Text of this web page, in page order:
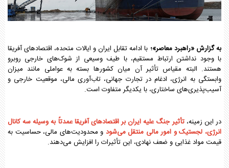
به گزارش «راهبرد معاصر»؛ با ادامه تقابل ایران و ایالات متحده، اقتصادهای آفریقا
با وجود نداشتن ارتباط مستقیم، با طیف وسیعی از شوک‌های خارجی روبرو
هستند. البته مقیاس تأثیر آن میان کشورها بسته به عواملی مانند میزان
وابستگی به انرژی، ادغام در تجارت جهانی، تاب‌آوری مالی، موقعیت خارجی و
آسیب‌پذیری‌های ساختاری، با یکدیگر متفاوت است.
در این زمینه،تأثیر جنگ علیه ایران بر اقتصادهای آفریقا عمدتاً به وسیله سه کانال
انرژی، لجستیک و امور مالی منتقل می‌شود و محدودیت‌های مالی، حساسیت به
قیمت مواد غذایی و ضعف‌ نهادی، این تأثیرات را افزایش می‌دهند.